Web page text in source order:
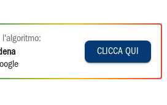
l'algoritmo:
CLICCA QUI